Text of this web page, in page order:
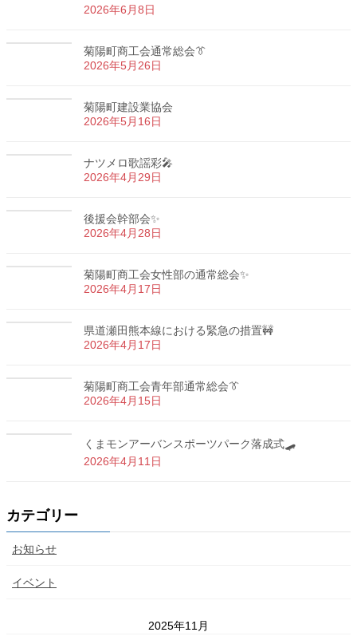
2026年6月8日
菊陽町商工会通常総会👔
2026年5月26日
菊陽町建設業協会
2026年5月16日
ナツメロ歌謡彩🎤
2026年4月29日
後援会幹部会✨
2026年4月28日
菊陽町商工会女性部の通常総会✨
2026年4月17日
県道瀬田熊本線における緊急の措置🚧
2026年4月17日
菊陽町商工会青年部通常総会👔
2026年4月15日
くまモンアーバンスポーツパーク落成式🛹
2026年4月11日
カテゴリー
お知らせ
イベント
2025年11月